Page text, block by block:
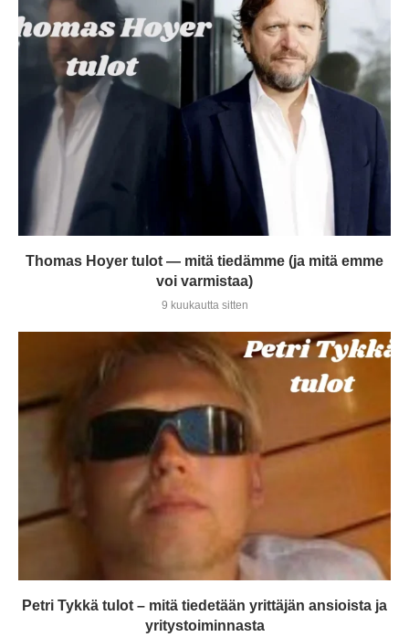
Thomas Hoyer tulot — mitä tiedämme (ja mitä emme
voi varmistaa)
9 kuukautta sitten
Petri Tykkä tulot – mitä tiedetään yrittäjän ansioista ja
yritystoiminnasta